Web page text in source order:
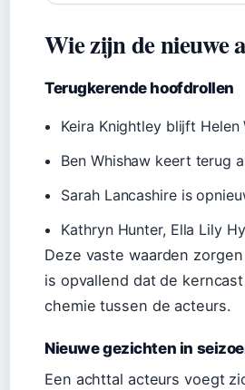
Wie zijn de nieuwe
Terugkerende hoofdrollen
Keira Knightley blijft
Ben Whishaw keert terug
Sarah Lancashire is
Kathryn Hunter, Ella Lily
Deze vaste waarden
is opvallend dat de
chemie tussen de acteurs.
Nieuwe gezichten in
Een achttal acteurs voegt